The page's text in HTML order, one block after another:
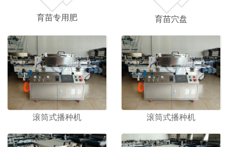
育苗专用肥 育苗穴盘
滚筒式播种机 滚筒式播种机